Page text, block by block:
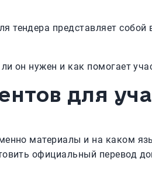
тендера представляет
он нужен и как помогает
для
материалы и на каком
официальный перевод